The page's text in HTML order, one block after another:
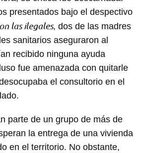
presentados bajo el despectivo
las ilegales, dos de las madres
sanitarios aseguraron al
recibido ninguna ayuda
fue amenazada con quitarle
el consultorio en el
parte de un grupo de más de
la entrega de una vivienda
en el territorio. No obstante,